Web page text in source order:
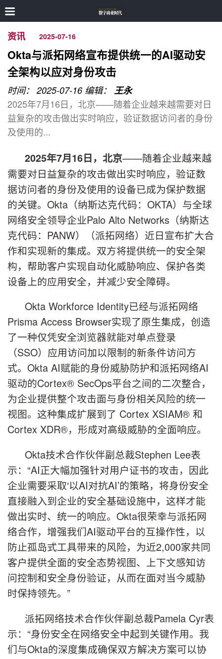
资讯 2025-07-16
Okta与派拓网络宣布提供统一的AI驱动安
全架构以应对身份攻击
时间： 2025-07-16 编辑： 王永
2025年7月16日，北京——随着企业越来越需要对日
益复杂的攻击做出实时响应，验证数据访问者的身份
及使用的...
2025年7月16日，北京——随着企业越来越
需要对日益复杂的攻击做出实时响应，验证数
据访问者的身份及使用的设备已成为保护数据
的关键。Okta（纳斯达克代码：OKTA）与全球
网络安全领导企业Palo Alto Networks（纳斯达
克代码：PANW）（派拓网络）近日宣布扩大合
作和实现新的集成。双方将提供统一的安全架
构，帮助客户实现自动化威胁响应、保护各类
设备上的应用安全，并减少安全障碍。
Okta Workforce Identity已经与派拓网络
Prisma Access Browser实现了原生集成，创造
了一种仅凭安全浏览器就能对单点登录
（SSO）应用访问加以限制的新条件访问方
式。Okta AI赋能的身份威胁防护和派拓网络AI
驱动的Cortex® SecOps平台之间的二次整合，
为企业提供整个攻击面与身份相关风险的统一
视图。这种集成扩展到了 Cortex XSIAM® 和
Cortex XDR®，形成对高级威胁的全面响应。
Okta技术合作伙伴副总裁Stephen Lee表
示：“AI正大幅加强针对用户证书的攻击，因此
企业需要采取‘以AI对抗AI’的策略，将身份安全
直接融入到企业的安全基础设施中，这样才能
做出实时、统一的响应。Okta很荣幸与派拓网
络合作，增强我们AI驱动平台的互操作性，以
防止孤岛式工具带来的风险，为近2,000家共同
客户提供全面的安全态势视图、上下文感知访
问控制和安全身份验证，从而在面对当今威胁
时保持领先。”
派拓网络技术合作伙伴副总裁Pamela Cyr表
示：“身份安全在网络安全中起到关键作用。我
们与Okta的深度集成确保双方解决方案可以协